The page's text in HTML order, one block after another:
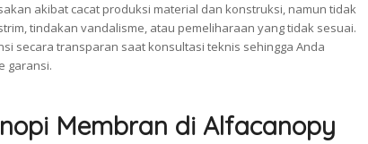
akibat cacat produksi material dan konstruksi, namun tidak
tindakan vandalisme, atau pemeliharaan yang tidak sesuai.
secara transparan saat konsultasi teknis sehingga Anda
garansi.
Membran di Alfacanopy